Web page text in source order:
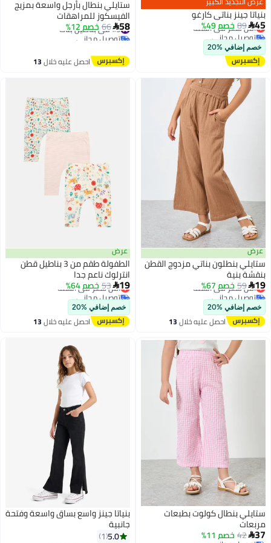
بنياتا جينز بناتي كارغو
45
89خصم 49%
أقل سعر في السنة
توصيل مجاني
أقل سعر في السنة
خصم إضافي %20 2
ستايلي بنطال بأرجل واسعة بمزيج
الفيسكوز للمراهقات
58
66 خصم 12% #5 في بناطيل بنات
توصيل مجاني
#5 في بناطيل بنات
احصل عليه خلال13
عرض
ستايلي بنطلون بناتي مزدوج القطن
بنقشة بنية
19
59 خصم 67%
أقل سعر في السنة
توصيل مجاني
أقل سعر في السنة
خصم إضافي %20
احصل عليه خلال13
اغسطس
عرض
الطفولة طقم من 3 بناطيل قطن
انترلوك ناعم جدا
19
53 خصم 64%
أقل سعر في السنة
توصيل مجاني
أقل سعر في السنة
خصم إضافي %20
احصل عليه خلال13
اغسطس
ستايلي بنطال كولوت بطبعات
مربعات
37
42 خصم 11%
بنياتا جينز واسع بساق واسعة وفتحة
جانبية
5.0
1